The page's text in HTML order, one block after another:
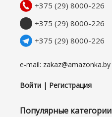
+375 (29) 8000-226
+375 (29) 8000-226
+375 (29) 8000-226
e-mail: zakaz@amazonka.by
Войти | Регистрация
Популярные категории